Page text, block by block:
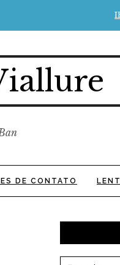
DE CONTATO